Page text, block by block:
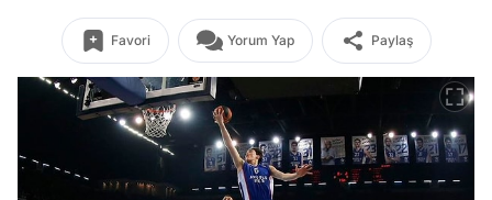
Favori Yorum Yap Paylaş